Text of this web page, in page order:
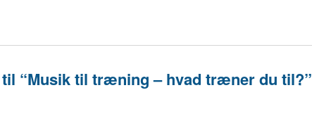
“Musik til træning – hvad træner du til?”